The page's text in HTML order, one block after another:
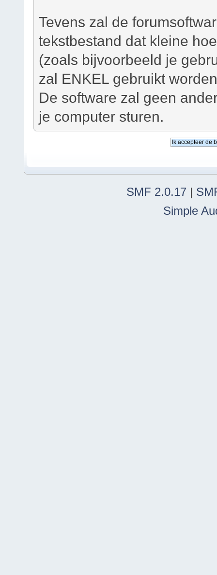
Tevens zal de
tekstbestand dat kleine
(zoals bijvoorbeeld je
zal ENKEL gebruikt
De software zal geen
je computer sturen.
SMF 2.0.17 |
Simple